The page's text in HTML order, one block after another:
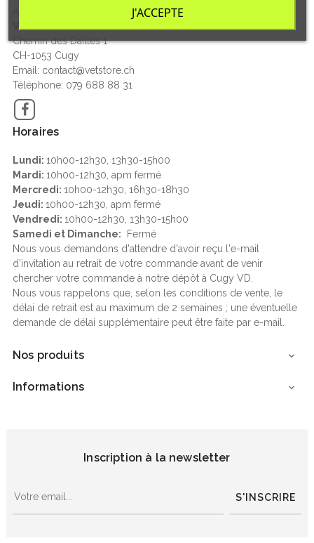
Aliments et articles pour chiens, chats, NAC et chevaux
Chemin des Dailles 1
CH-1053 Cugy
Email: contact@vetstore.ch
Téléphone: 079 688 88 31
Horaires
Lundi: 10h00-12h30, 13h30-15h00
Mardi: 10h00-12h30, apm fermé
Mercredi: 10h00-12h30, 16h30-18h30
Jeudi: 10h00-12h30, apm fermé
Vendredi: 10h00-12h30, 13h30-15h00
Samedi et Dimanche: Fermé
Nous vous demandons d'attendre d'avoir reçu l'e-mail
d'invitation au retrait de votre commande avant de venir
chercher votre commande à notre dépôt à Cugy VD.
Nous vous rappelons que, selon les conditions de vente, le
délai de retrait est au maximum de 2 semaines ; une éventuelle
demande de délai supplémentaire peut être faite par e-mail.
Nos produits 
Informations 
Inscription à la newsletter
S'INSCRIRE
J'ACCEPTE